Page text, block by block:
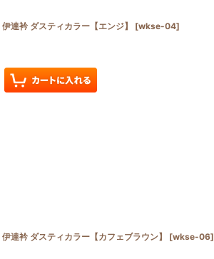
達衿 ダスティカラー【エンジ】 [wkse-04]
達衿 ダスティカラー【カフェブラウン】 [wkse-06]